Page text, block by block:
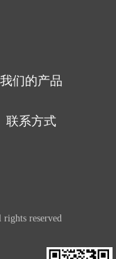
我们的产品
联系方式
reserved